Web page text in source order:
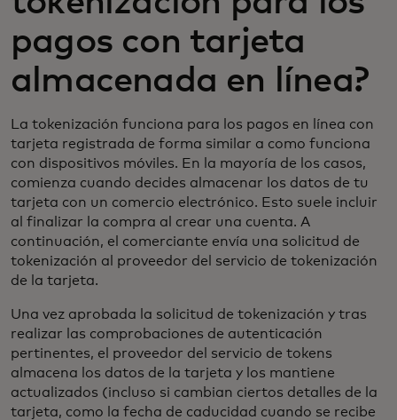
pagos con tarjeta
almacenada en línea?
La tokenización funciona para los pagos en línea con
tarjeta registrada de forma similar a como funciona
con dispositivos móviles. En la mayoría de los casos,
comienza cuando decides almacenar los datos de tu
tarjeta con un comercio electrónico. Esto suele incluir
al finalizar la compra al crear una cuenta. A
continuación, el comerciante envía una solicitud de
tokenización al proveedor del servicio de tokenización
de la tarjeta.
Una vez aprobada la solicitud de tokenización y tras
realizar las comprobaciones de autenticación
pertinentes, el proveedor del servicio de tokens
almacena los datos de la tarjeta y los mantiene
actualizados (incluso si cambian ciertos detalles de la
tarjeta, como la fecha de caducidad cuando se recibe